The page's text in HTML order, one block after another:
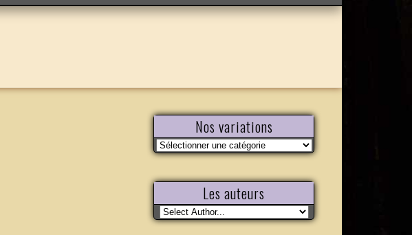
Nos variations
Nos
variations
Les auteurs